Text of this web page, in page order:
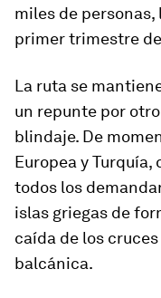
miles de personas,
primer trimestre
La ruta se
un repunte por
blindaje. De
Europea y
todos los
islas griegas de
caída de los
balcánica.